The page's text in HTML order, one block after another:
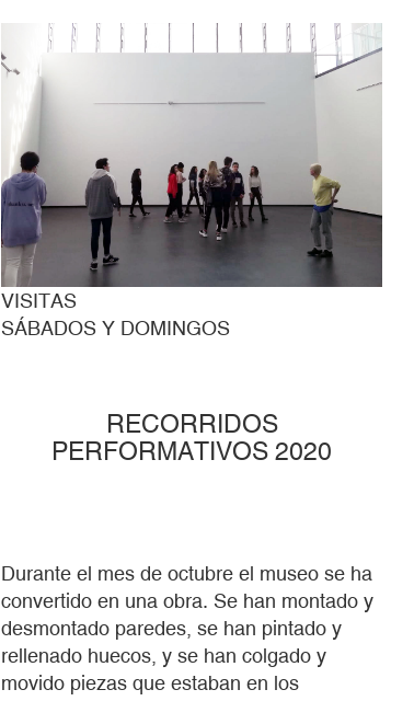
VISITAS
SÁBADOS Y DOMINGOS
RECORRIDOS
PERFORMATIVOS 2020
Durante el mes de octubre el museo se ha
convertido en una obra. Se han montado y
desmontado paredes, se han pintado y
rellenado huecos, y se han colgado y
movido piezas que estaban en los